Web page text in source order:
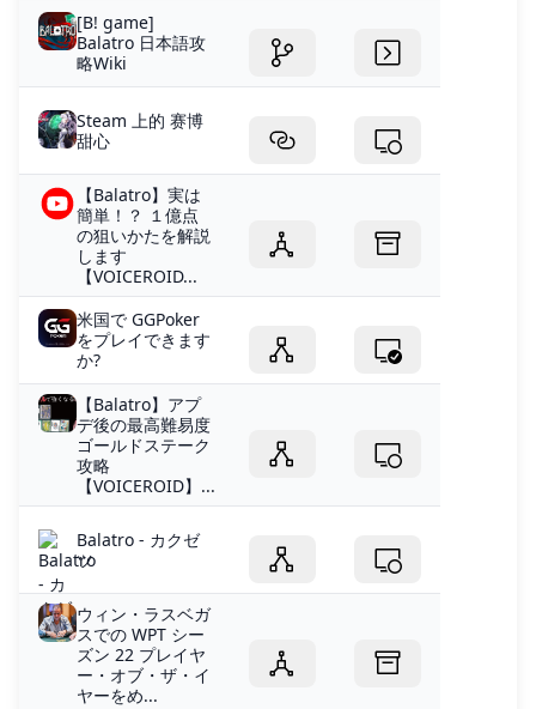
[B! game]
Balatro 日本語攻
略Wiki
Steam 上的 赛博
甜心
【Balatro】実は
簡単！？ １億点
の狙いかたを解説
します
【VOICEROID...
米国で GGPoker
をプレイできます
か?
【Balatro】アプ
デ後の最高難易度
ゴールドステーク
攻略
【VOICEROID】...
Balatro - カクゼ
ツ
ウィン・ラスベガ
スでの WPT シー
ズン 22 プレイヤ
ー・オブ・ザ・イ
ヤーをめ...